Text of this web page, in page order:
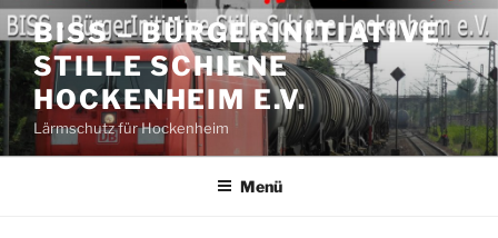
Zum
Inhalt
springen
BISS – BÜRGERINITIATIVE
STILLE SCHIENE
HOCKENHEIM E.V.
Lärmschutz für Hockenheim
Menü